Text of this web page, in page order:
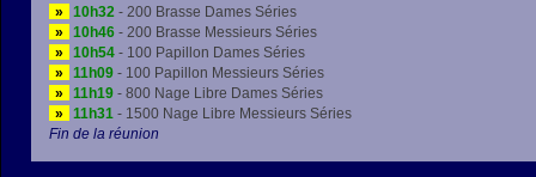
»
10h32 - 200 Brasse Dames Séries
»
10h46 - 200 Brasse Messieurs Séries
»
10h54 - 100 Papillon Dames Séries
»
11h09 - 100 Papillon Messieurs Séries
»
11h19 - 800 Nage Libre Dames Séries
»
11h31 - 1500 Nage Libre Messieurs Séries
Fin de la réunion